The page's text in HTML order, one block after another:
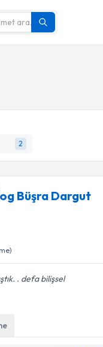
2
Büşra Dargut
. defa bilişsel